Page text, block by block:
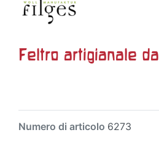
Feltro artigianale
Numero di articolo 6273